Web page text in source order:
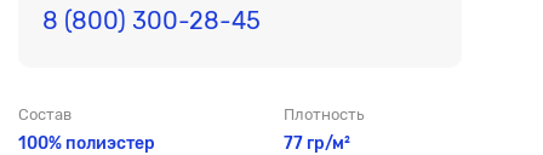
8 (800) 300-28-45
Состав
100% полиэстер
Плотность
77 гр/м²